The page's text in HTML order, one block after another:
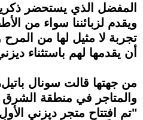
المفضل الذي يستحضر
ويقدم لزبائننا سواء من
تجربة لا مثيل لها من المرح
أن يقدمها لهم باستثناء
من جهتها قالت سونال
والمتاجر في منطقة
"تم افتتاح متجر ديزني